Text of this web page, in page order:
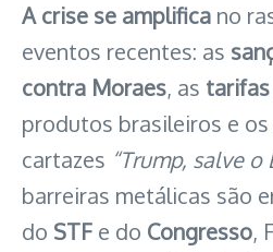
A crise se amplifica no
eventos recentes: as
contra Moraes, as
produtos brasileiros e
cartazes “Trump, salve o
barreiras metálicas são
do STF e do Congresso,